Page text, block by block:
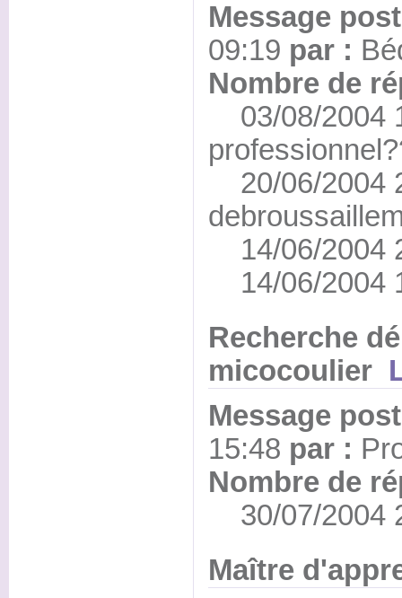
Message
09:19 par :
Nombre de
03/08/2004
20/06/2004
14/06/2004
14/06/2004
Recherche
micocoulier
Message
15:48 par :
Nombre de
30/07/2004
Maître